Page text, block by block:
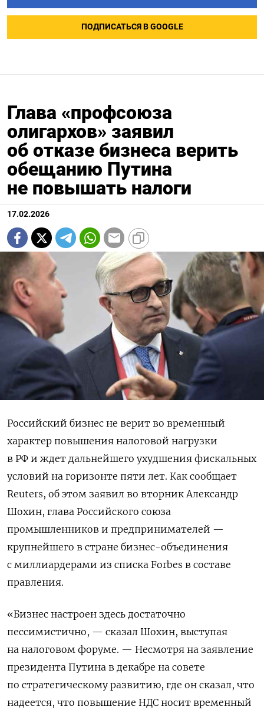
ПОДПИСАТЬСЯ В GOOGLE
Глава «профсоюза
олигархов» заявил
об отказе бизнеса верить
обещанию Путина
не повышать налоги
17.02.2026
Российский бизнес не верит во временный
характер повышения налоговой нагрузки
в РФ и ждет дальнейшего ухудшения фискальных
условий на горизонте пяти лет. Как сообщает
Reuters, об этом заявил во вторник Александр
Шохин, глава Российского союза
промышленников и предпринимателей —
крупнейшего в стране бизнес-объединения
с миллиардерами из списка Forbes в составе
правления.
«Бизнес настроен здесь достаточно
пессимистично, — сказал Шохин, выступая
на налоговом форуме. — Несмотря на заявление
президента Путина в ‌декабре на совете
по стратегическому развитию, где он сказал, что
надеется, что повышение НДС носит временный